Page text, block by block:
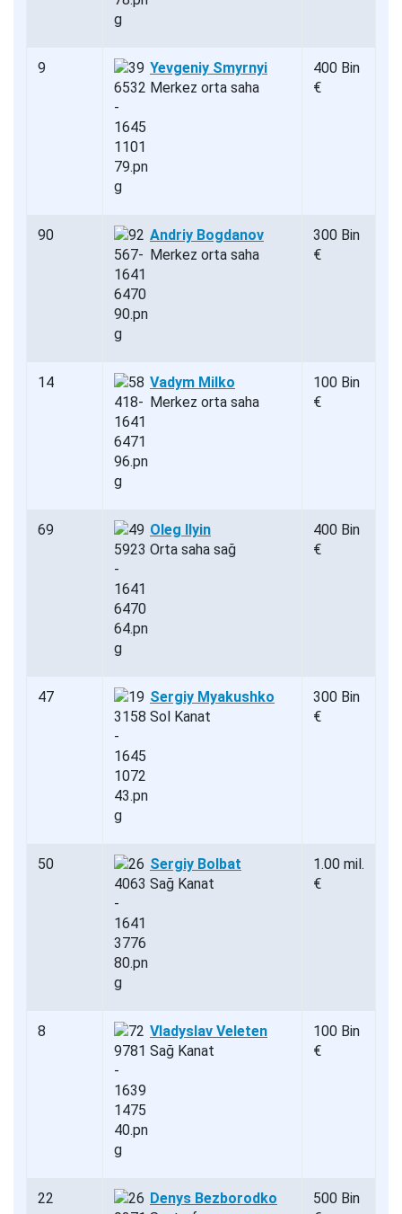
9
Yevgeniy Smyrnyi
Merkez orta saha
400 Bin
€
90
Andriy Bogdanov
Merkez orta saha
300 Bin
€
14
Vadym Milko
Merkez orta saha
100 Bin
€
69
Oleg Ilyin
Orta saha sağ
400 Bin
€
47
Sergiy Myakushko
Sol Kanat
300 Bin
€
50
Sergiy Bolbat
Sağ Kanat
1.00 mil.
€
8
Vladyslav Veleten
Sağ Kanat
100 Bin
€
22
Denys Bezborodko
500 Bin